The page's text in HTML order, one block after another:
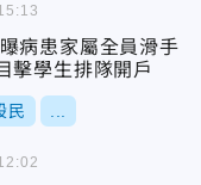
病患家屬全員滑手
學生排隊開戶
民